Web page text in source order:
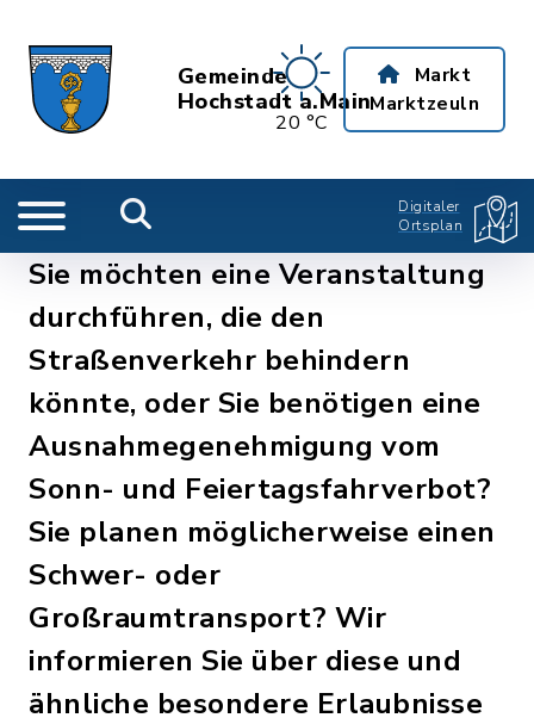
Gemeinde
Hochstadt a.Main
20 °C
Markt
Marktzeuln
Digitaler
Ortsplan
Sie möchten eine Veranstaltung
durchführen, die den
Straßenverkehr behindern
könnte, oder Sie benötigen eine
Ausnahmegenehmigung vom
Sonn- und Feiertagsfahrverbot?
Sie planen möglicherweise einen
Schwer- oder
Großraumtransport? Wir
informieren Sie über diese und
ähnliche besondere Erlaubnisse